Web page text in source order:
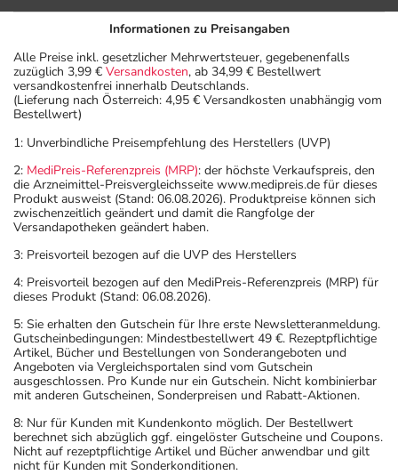
Erwachsene
Bei Nocardiose:
Jugendliche
ab 13
1 Tablette
Anwendungshinweise
Die Gesamtdosis sollte nicht ohne Rücksprache mit
Art der Anwendung?
Nehmen Sie das Arzneimittel unzerkaut mit Flüssigkeit
(z.B. 1 Glas Wasser) ein.
Dauer der Anwendung?
Die Anwendungsdauer richtet sich nach Art der
Beschwerde und/oder Dauer der Erkrankung und wird
deshalb nur von Ihrem Arzt bestimmt. Das Arzneimittel
sollte noch 2-3 Tage nach Abklingen der Beschwerden
Informationen zu Preisangaben
Alle Preise inkl. gesetzlicher Mehrwertsteuer, gegebenenfalls
zuzüglich 3,99 € Versandkosten, ab 34,99 € Bestellwert
versandkostenfrei innerhalb Deutschlands.
(Lieferung nach Österreich: 4,95 € Versandkosten unabhängig vom
Bestellwert)
1: Unverbindliche Preisempfehlung des Herstellers (UVP)
2: MediPreis-Referenzpreis (MRP): der höchste Verkaufspreis, den
die Arzneimittel-Preisvergleichsseite www.medipreis.de für dieses
Produkt ausweist (Stand: 06.08.2026). Produktpreise können sich
zwischenzeitlich geändert und damit die Rangfolge der
Versandapotheken geändert haben.
3: Preisvorteil bezogen auf die UVP des Herstellers
4: Preisvorteil bezogen auf den MediPreis-Referenzpreis (MRP) für
dieses Produkt (Stand: 06.08.2026).
5: Sie erhalten den Gutschein für Ihre erste Newsletteranmeldung.
Gutscheinbedingungen: Mindestbestellwert 49 €. Rezeptpflichtige
Artikel, Bücher und Bestellungen von Sonderangeboten und
Angeboten via Vergleichsportalen sind vom Gutschein
ausgeschlossen. Pro Kunde nur ein Gutschein. Nicht kombinierbar
mit anderen Gutscheinen, Sonderpreisen und Rabatt-Aktionen.
8: Nur für Kunden mit Kundenkonto möglich. Der Bestellwert
berechnet sich abzüglich ggf. eingelöster Gutscheine und Coupons.
Nicht auf rezeptpflichtige Artikel und Bücher anwendbar und gilt
nicht für Kunden mit Sonderkonditionen.